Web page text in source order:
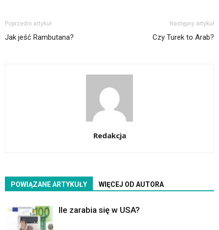
Poprzedni artykuł
Jak jeść Rambutana?
Następny artykuł
Czy Turek to Arab?
Redakcja
POWIĄZANE ARTYKUŁY WIĘCEJ OD AUTORA
Ile zarabia się w USA?